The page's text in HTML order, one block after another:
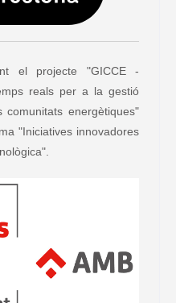
el projecte "GICCE -
reals per a la gestió
comunitats energètiques"
"Iniciatives innovadores